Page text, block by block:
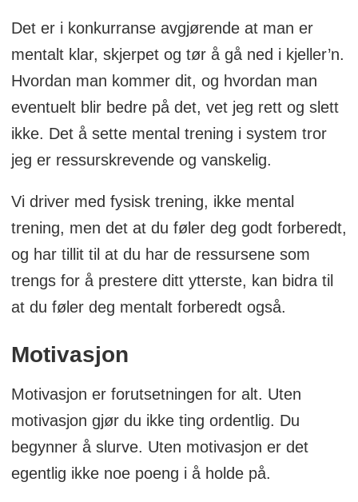
Det er i konkurranse avgjørende at man er
mentalt klar, skjerpet og tør å gå ned i kjeller’n.
Hvordan man kommer dit, og hvordan man
eventuelt blir bedre på det, vet jeg rett og slett
ikke. Det å sette mental trening i system tror
jeg er ressurskrevende og vanskelig.
Vi driver med fysisk trening, ikke mental
trening, men det at du føler deg godt forberedt,
og har tillit til at du har de ressursene som
trengs for å prestere ditt ytterste, kan bidra til
at du føler deg mentalt forberedt også.
Motivasjon
Motivasjon er forutsetningen for alt. Uten
motivasjon gjør du ikke ting ordentlig. Du
begynner å slurve. Uten motivasjon er det
egentlig ikke noe poeng i å holde på.